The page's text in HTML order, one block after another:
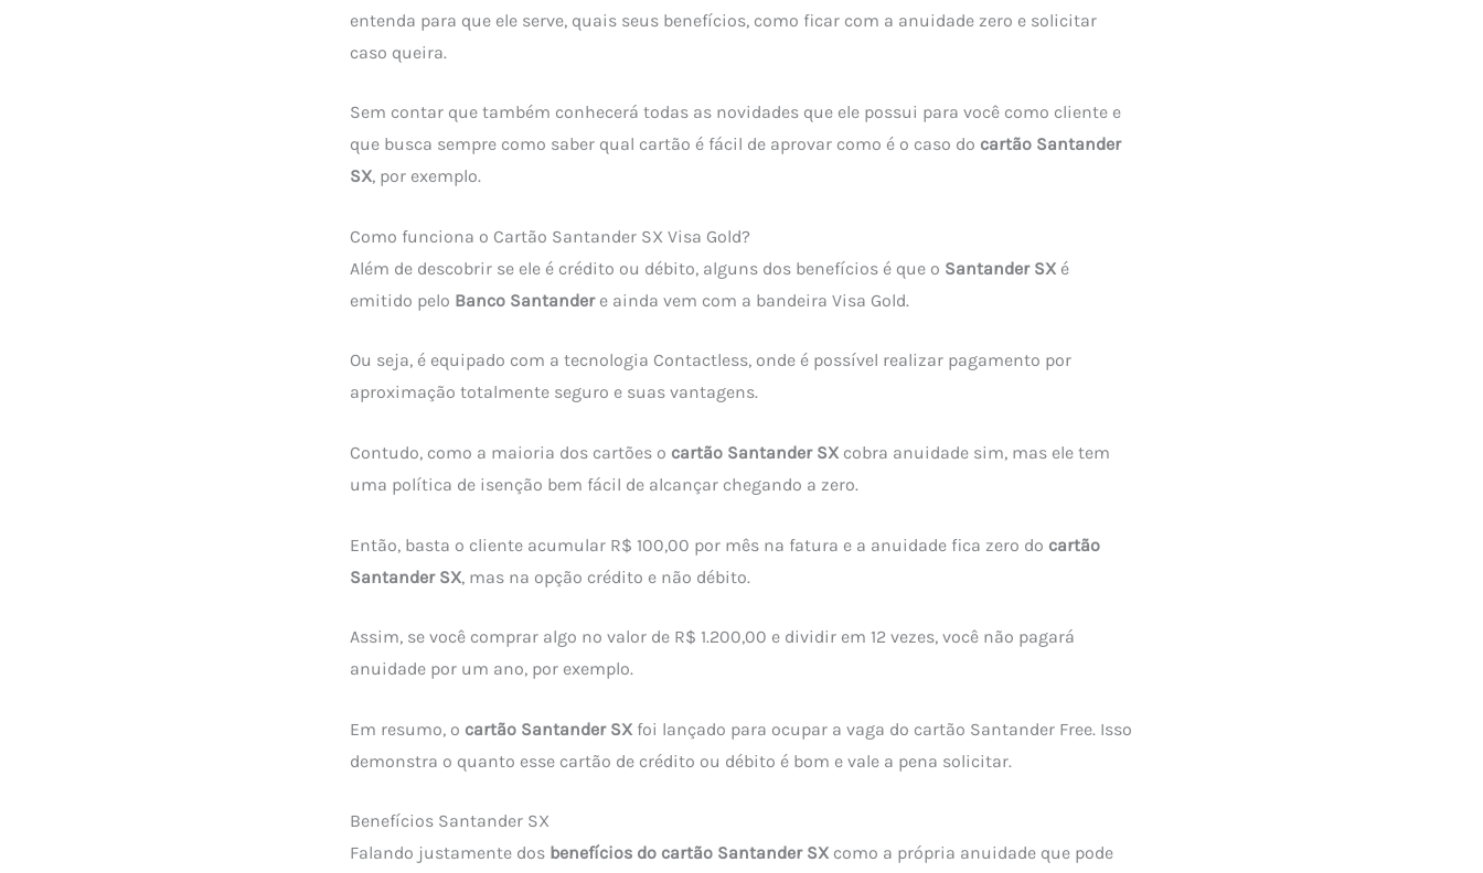
entenda para que ele serve, quais seus benefícios, como ficar com a anuidade zero e solicitar
caso queira.
Sem contar que também conhecerá todas as novidades que ele possui para você como cliente e
que busca sempre como saber qual cartão é fácil de aprovar como é o caso do cartão Santander
SX, por exemplo.
Como funciona o Cartão Santander SX Visa Gold?
Além de descobrir se ele é crédito ou débito, alguns dos benefícios é que o Santander SX é
emitido pelo Banco Santandere ainda vem com a bandeira Visa Gold.
Ou seja, é equipado com a tecnologia Contactless, onde é possível realizar pagamento por
aproximação totalmente seguro e suas vantagens.
Contudo, como a maioria dos cartões o cartão Santander SX cobra anuidade sim, mas ele tem
uma política de isenção bem fácil de alcançar chegando a zero.
Então, basta o cliente acumular R$ 100,00 por mês na fatura e a anuidade fica zero do cartão
Santander SX, mas na opção crédito e não débito.
Assim, se você comprar algo no valor de R$ 1.200,00 e dividir em 12 vezes, você não pagará
anuidade por um ano, por exemplo.
Em resumo, o cartão Santander SX foi lançado para ocupar a vaga do cartão Santander Free. Isso
demonstra o quanto esse cartão de crédito ou débito é bom e vale a pena solicitar.
Benefícios Santander SX
Falando justamente dos benefícios do cartão Santander SX como a própria anuidade que pode